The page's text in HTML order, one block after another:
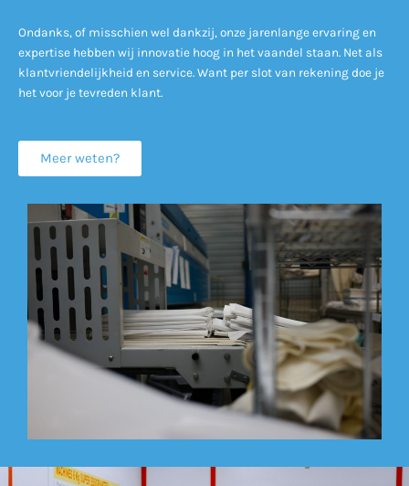
Ondanks, of misschien wel dankzij, onze jarenlange ervaring en
expertise hebben wij innovatie hoog in het vaandel staan. Net als
klantvriendelijkheid en service. Want per slot van rekening doe je
het voor je tevreden klant.
Meer weten?